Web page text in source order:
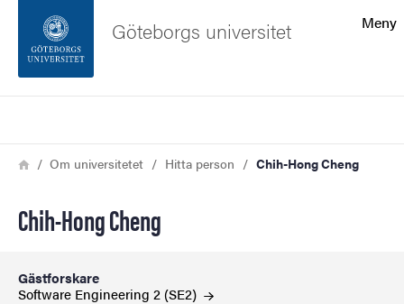
Sidfoten
Meny
Göteborgs universitet
Länkstig
HemOm universitetet Hitta person Chih-Hong Cheng
Chih-Hong Cheng
Gästforskare
Software Engineering 2 (SE2)